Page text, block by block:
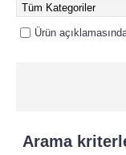
Ürün
Arama